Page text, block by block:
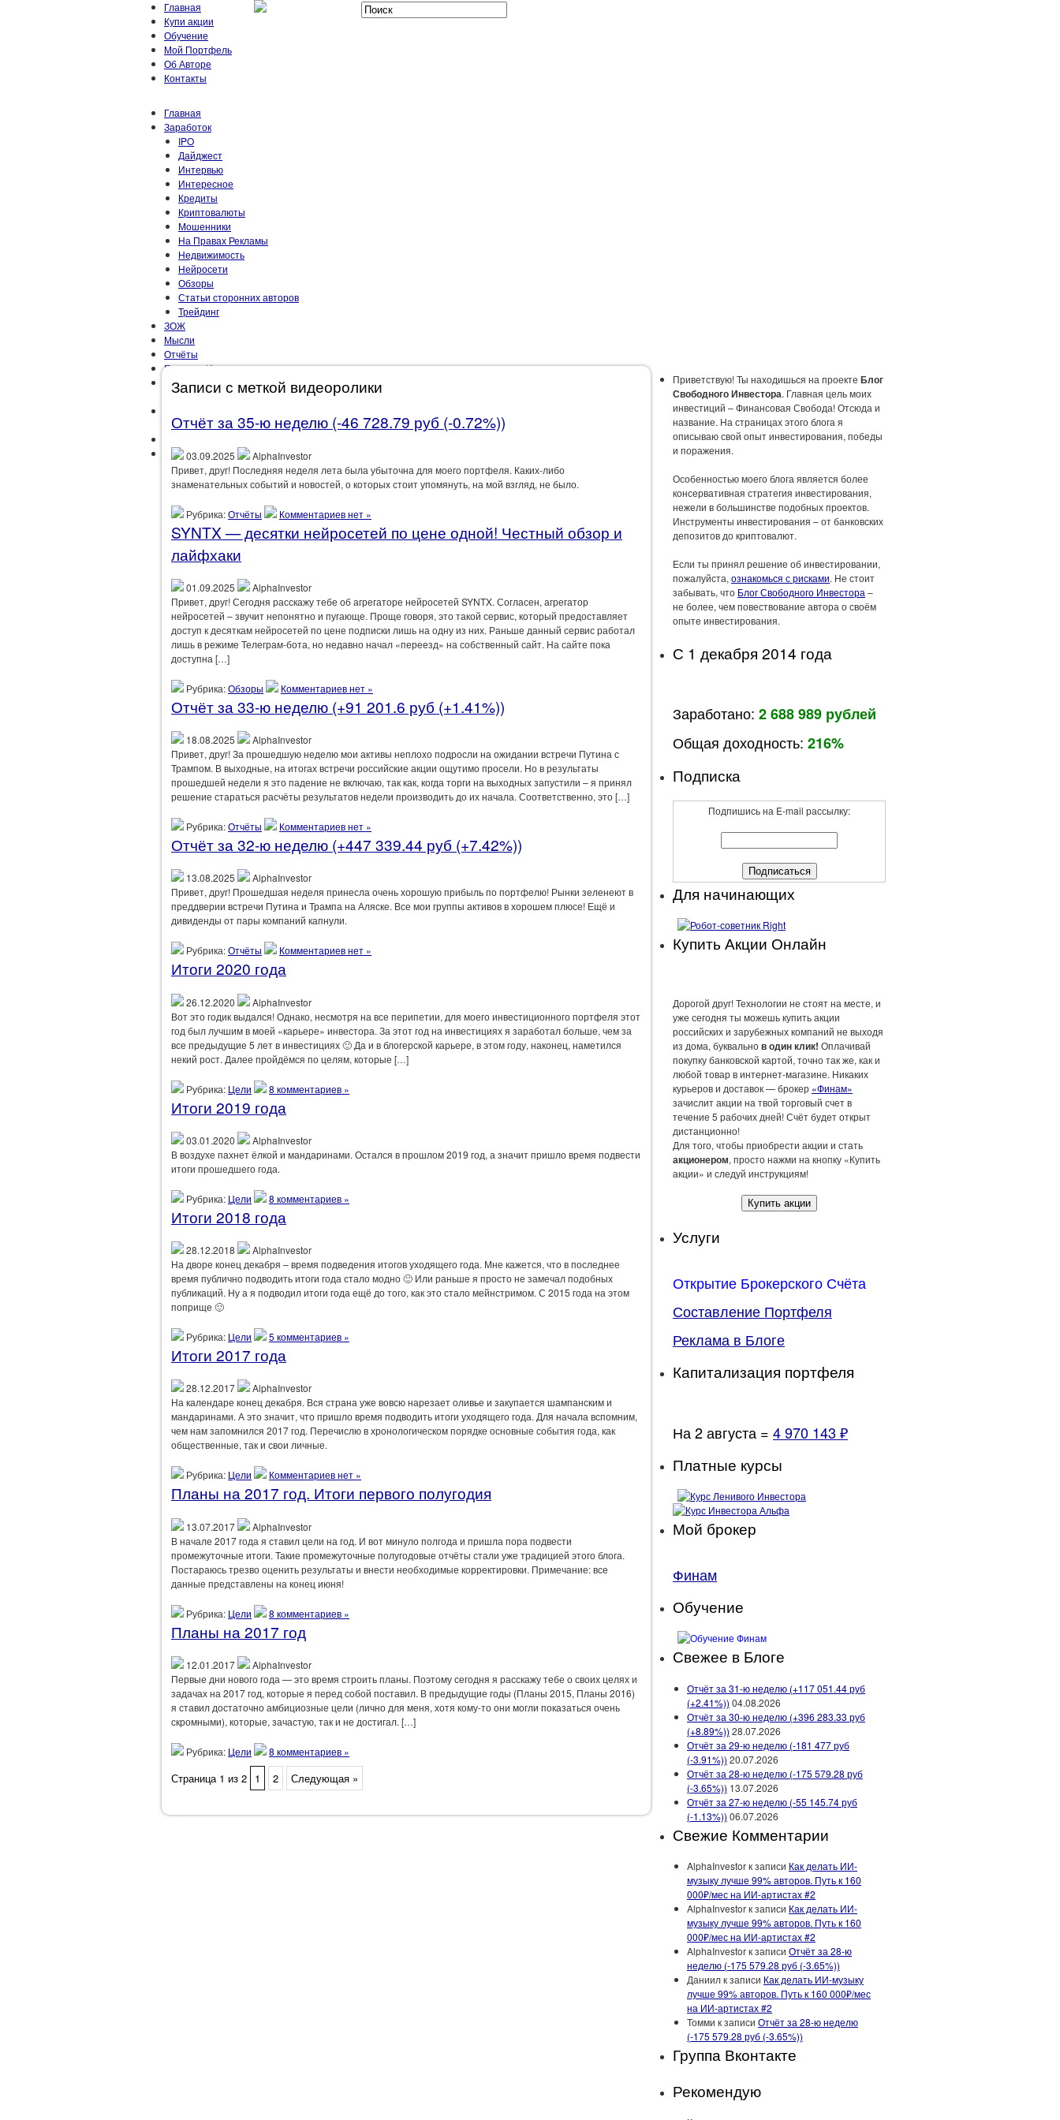
Главная
Купи акции
Обучение
Мой Портфель
Об Авторе
Контакты
Главная
Заработок
IPO
Дайджест
Интервью
Интересное
Кредиты
Криптовалюты
Мошенники
На Правах Рекламы
Недвижимость
Нейросети
Обзоры
Статьи сторонних авторов
Трейдинг
ЗОЖ
Мысли
Отчёты
Правила Инвестора
Развлечения
Путешествия
Лайфхаки
Цели
Записи с меткой видеоролики
Отчёт за 35-ю неделю (-46 728.79 руб (-0.72%))
03.09.2025
AlphaInvestor
Привет, друг! Последняя неделя лета была убыточна для моего портфеля. Каких-либо
знаменательных событий и новостей, о которых стоит упомянуть, на мой взгляд, не было.
Рубрика:Отчёты Комментариев нет »
SYNTX — десятки нейросетей по цене одной! Честный обзор и
лайфхаки
01.09.2025
AlphaInvestor
Привет, друг! Сегодня расскажу тебе об агрегаторе нейросетей SYNTX. Согласен, агрегатор
нейросетей – звучит непонятно и пугающе. Проще говоря, это такой сервис, который предоставляет
доступ к десяткам нейросетей по цене подписки лишь на одну из них. Раньше данный сервис работал
лишь в режиме Телеграм-бота, но недавно начал «переезд» на собственный сайт. На сайте пока
доступна […]
Рубрика:Обзоры Комментариев нет »
Отчёт за 33-ю неделю (+91 201.6 руб (+1.41%))
18.08.2025
AlphaInvestor
Привет, друг! За прошедшую неделю мои активы неплохо подросли на ожидании встречи Путина с
Трампом. В выходные, на итогах встречи российские акции ощутимо просели. Но в результаты
прошедшей недели я это падение не включаю, так как, когда торги на выходных запустили – я принял
решение стараться расчёты результатов недели производить до их начала. Соответственно, это […]
Рубрика:Отчёты Комментариев нет »
Отчёт за 32-ю неделю (+447 339.44 руб (+7.42%))
13.08.2025
AlphaInvestor
Привет, друг! Прошедшая неделя принесла очень хорошую прибыль по портфелю! Рынки зеленеют в
преддверии встречи Путина и Трампа на Аляске. Все мои группы активов в хорошем плюсе! Ещё и
дивиденды от пары компаний капнули.
Рубрика:Отчёты Комментариев нет »
Итоги 2020 года
26.12.2020
AlphaInvestor
Вот это годик выдался! Однако, несмотря на все перипетии, для моего инвестиционного портфеля этот
год был лучшим в моей «карьере» инвестора. За этот год на инвестициях я заработал больше, чем за
все предыдущие 5 лет в инвестициях 🙂 Да и в блогерской карьере, в этом году, наконец, наметился
некий рост. Далее пройдёмся по целям, которые […]
Рубрика: Цели 8 комментариев »
Итоги 2019 года
03.01.2020
AlphaInvestor
В воздухе пахнет ёлкой и мандаринами. Остался в прошлом 2019 год, а значит пришло время подвести
итоги прошедшего года.
Рубрика: Цели 8 комментариев »
Итоги 2018 года
28.12.2018
AlphaInvestor
На дворе конец декабря – время подведения итогов уходящего года. Мне кажется, что в последнее
время публично подводить итоги года стало модно 🙂 Или раньше я просто не замечал подобных
публикаций. Ну а я подводил итоги года ещё до того, как это стало мейнстримом. С 2015 года на этом
поприще 🙂
Рубрика: Цели 5 комментариев »
Итоги 2017 года
28.12.2017
AlphaInvestor
На календаре конец декабря. Вся страна уже вовсю нарезает оливье и закупается шампанским и
мандаринами. А это значит, что пришло время подводить итоги уходящего года. Для начала вспомним,
чем нам запомнился 2017 год. Перечислю в хронологическом порядке основные события года, как
общественные, так и свои личные.
Рубрика: Цели Комментариев нет »
Планы на 2017 год. Итоги первого полугодия
13.07.2017
AlphaInvestor
В начале 2017 года я ставил цели на год. И вот минуло полгода и пришла пора подвести
промежуточные итоги. Такие промежуточные полугодовые отчёты стали уже традицией этого блога.
Постараюсь трезво оценить результаты и внести необходимые корректировки. Примечание: все
данные представлены на конец июня!
Рубрика: Цели 8 комментариев »
Планы на 2017 год
12.01.2017
AlphaInvestor
Первые дни нового года — это время строить планы. Поэтому сегодня я расскажу тебе о своих целях и
задачах на 2017 год, которые я перед собой поставил. В предыдущие годы (Планы 2015, Планы 2016)
я ставил достаточно амбициозные цели (лично для меня, хотя кому-то они могли показаться очень
скромными), которые, зачастую, так и не достигал. […]
Рубрика: Цели 8 комментариев »
Страница 1 из 2 1 2 Следующая »
Приветствую! Ты находишься на проекте Блог
Свободного Инвестора. Главная цель моих
инвестиций – Финансовая Свобода! Отсюда и
название. На страницах этого блога я
описываю свой опыт инвестирования, победы
и поражения.
Особенностью моего блога является более
консервативная стратегия инвестирования,
нежели в большинстве подобных проектов.
Инструменты инвестирования – от банковских
депозитов до криптовалют.
Если ты принял решение об инвестировании,
пожалуйста, ознакомься с рисками. Не стоит
забывать, что Блог Свободного Инвестора –
не более, чем повествование автора о своём
опыте инвестирования.
С 1 декабря 2014 года
Заработано: 2 688 989 рублей
Общая доходность: 216%
Подписка
Подпишись на E-mail рассылку:
Для начинающих
Купить Акции Онлайн
Дорогой друг! Технологии не стоят на месте, и
уже сегодня ты можешь купить акции
российских и зарубежных компаний не выходя
из дома, буквальнов один клик! Оплачивай
покупку банковской картой, точно так же, как и
любой товар в интернет-магазине. Никаких
курьеров и доставок — брокер «Финам»
зачислит акции на твой торговый счет в
течение 5 рабочих дней! Счёт будет открыт
дистанционно!
Для того, чтобы приобрести акции и стать
акционером, просто нажми на кнопку «Купить
акции» и следуй инструкциям!
Купить акции
Услуги
Открытие Брокерского Счёта
Составление Портфеля
Реклама в Блоге
Капитализация портфеля
На 2 августа = 4 970 143 ₽
Платные курсы
Мой брокер
Финам
Обучение
Свежее в Блоге
Отчёт за 31-ю неделю (+117 051.44 руб
(+2.41%)) 04.08.2026
Отчёт за 30-ю неделю (+396 283.33 руб
(+8.89%)) 28.07.2026
Отчёт за 29-ю неделю (-181 477 руб
(-3.91%)) 20.07.2026
Отчёт за 28-ю неделю (-175 579.28 руб
(-3.65%)) 13.07.2026
Отчёт за 27-ю неделю (-55 145.74 руб
(-1.13%)) 06.07.2026
Свежие Комментарии
AlphaInvestorк записи Как делать ИИ-
музыку лучше 99% авторов. Путь к 160
000₽/мес на ИИ-артистах #2
AlphaInvestorк записи Как делать ИИ-
музыку лучше 99% авторов. Путь к 160
000₽/мес на ИИ-артистах #2
AlphaInvestorк записи Отчёт за 28-ю
неделю (-175 579.28 руб (-3.65%))
Даниилк записи Как делать ИИ-музыку
лучше 99% авторов. Путь к 160 000₽/мес
на ИИ-артистах #2
Томми к записи Отчёт за 28-ю неделю
(-175 579.28 руб (-3.65%))
Группа Вконтакте
Рекомендую